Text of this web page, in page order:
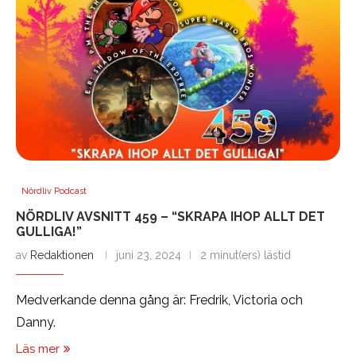
Nördliv Podcast
NÖRDLIV AVSNITT 459 – “SKRAPA IHOP ALLT DET
GULLIGA!”
av Redaktionen juni 23, 2024 2 minut(ers) lästid
Medverkande denna gång är: Fredrik, Victoria och
Danny.
Läs mer